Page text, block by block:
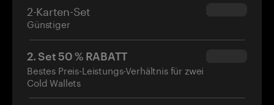
2-Karten-Set
Günstiger
$54.90
2. Set 50 % RABATT
Bestes Preis-Leistungs-Verhältnis für zwei
Cold Wallets
$34.95